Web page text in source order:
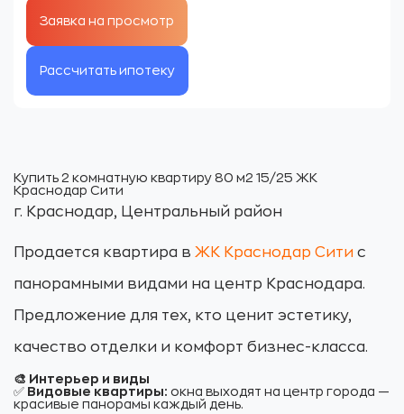
Рассчитать ипотеку
Купить 2 комнатную квартиру 80 м2 15/25 ЖК
Краснодар Сити
г. Краснодар, Центральный район
Продается квартира в ЖК Краснодар Сити с
панорамными видами на центр Краснодара.
Предложение для тех, кто ценит эстетику,
качество отделки и комфорт бизнес-класса.
🎨 Интерьер и виды
✅ Видовые квартиры: окна выходят на центр города —
красивые панорамы каждый день.